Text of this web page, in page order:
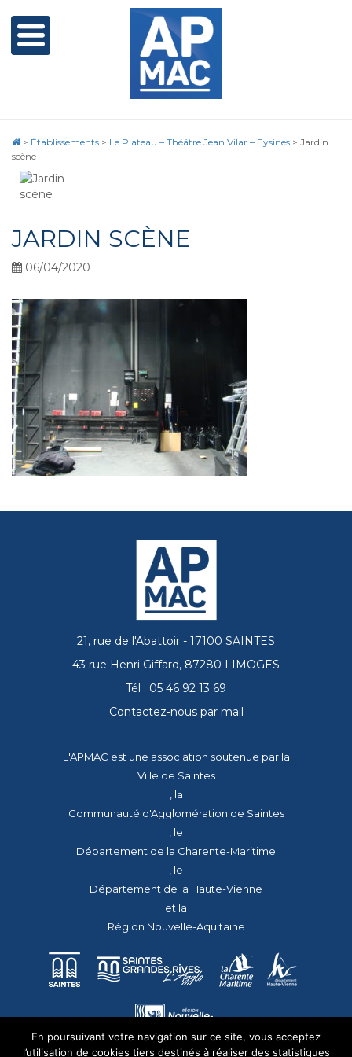
> Établissements > Le Plateau – Théâtre Jean Vilar – Eysines > Jardin
scène
JARDIN SCÈNE
06/04/2020
21, rue de l'Abattoir - 17100 SAINTES
43 rue Henri Giffard, 87280 LIMOGES
Tél : 05 46 92 13 69
Contactez-nous par mail
L'APMAC est une association soutenue par la
Ville de Saintes
, la
Communauté d'Agglomération de Saintes
, le
Département de la Charente-Maritime
, le
Département de la Haute-Vienne
et la
Région Nouvelle-Aquitaine
En poursuivant votre navigation sur ce site, vous acceptez
l’utilisation de cookies tiers destinés à réaliser des statistiques